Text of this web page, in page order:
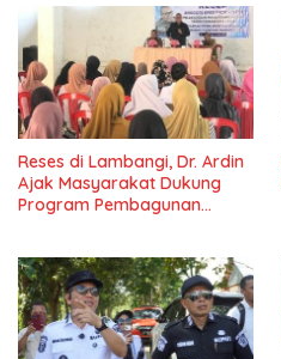
Reses di Lambangi, Dr. Ardin
Ajak Masyarakat Dukung
Program Pembagunan